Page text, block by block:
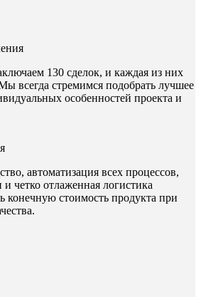
130 сделок, и каждая из них
всегда стремимся подобрать лучшее
особенностей проекта и
автоматизация всех процессов,
четко отлаженная логистика
конечную стоимость продукта при